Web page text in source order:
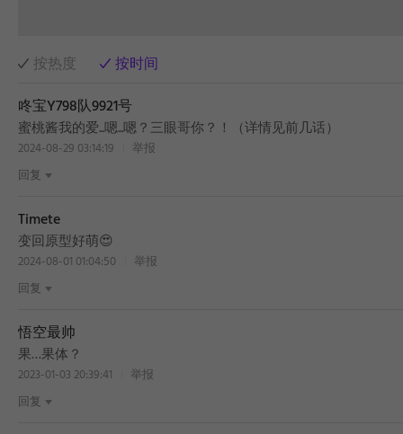
按热度
按时间
咚宝Y798队9921号
蜜桃酱我的爱...嗯...嗯？三眼哥你？！（详情见前几话）
2024-08-29 03:14:19
举报
回复
Timete
变回原型好萌😍
2024-08-01 01:04:50
举报
回复
悟空最帅
果…果体？
2023-01-03 20:39:41
举报
回复